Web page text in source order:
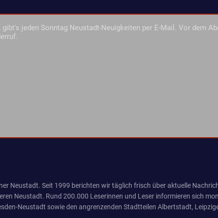
jeden Sonntag Neustadt-Neuigkeiten per E-Mail. Vor dem
Neustadt. Seit 1999 berichten wir täglich frisch über aktuelle
Neustadt. Rund 200.000 Leserinnen und Leser informieren sich
Neustadt sowie den angrenzenden Stadtteilen Albertstadt,